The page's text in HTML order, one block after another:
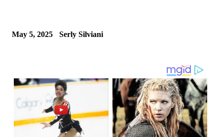
May 5, 2025 Serly Silviani